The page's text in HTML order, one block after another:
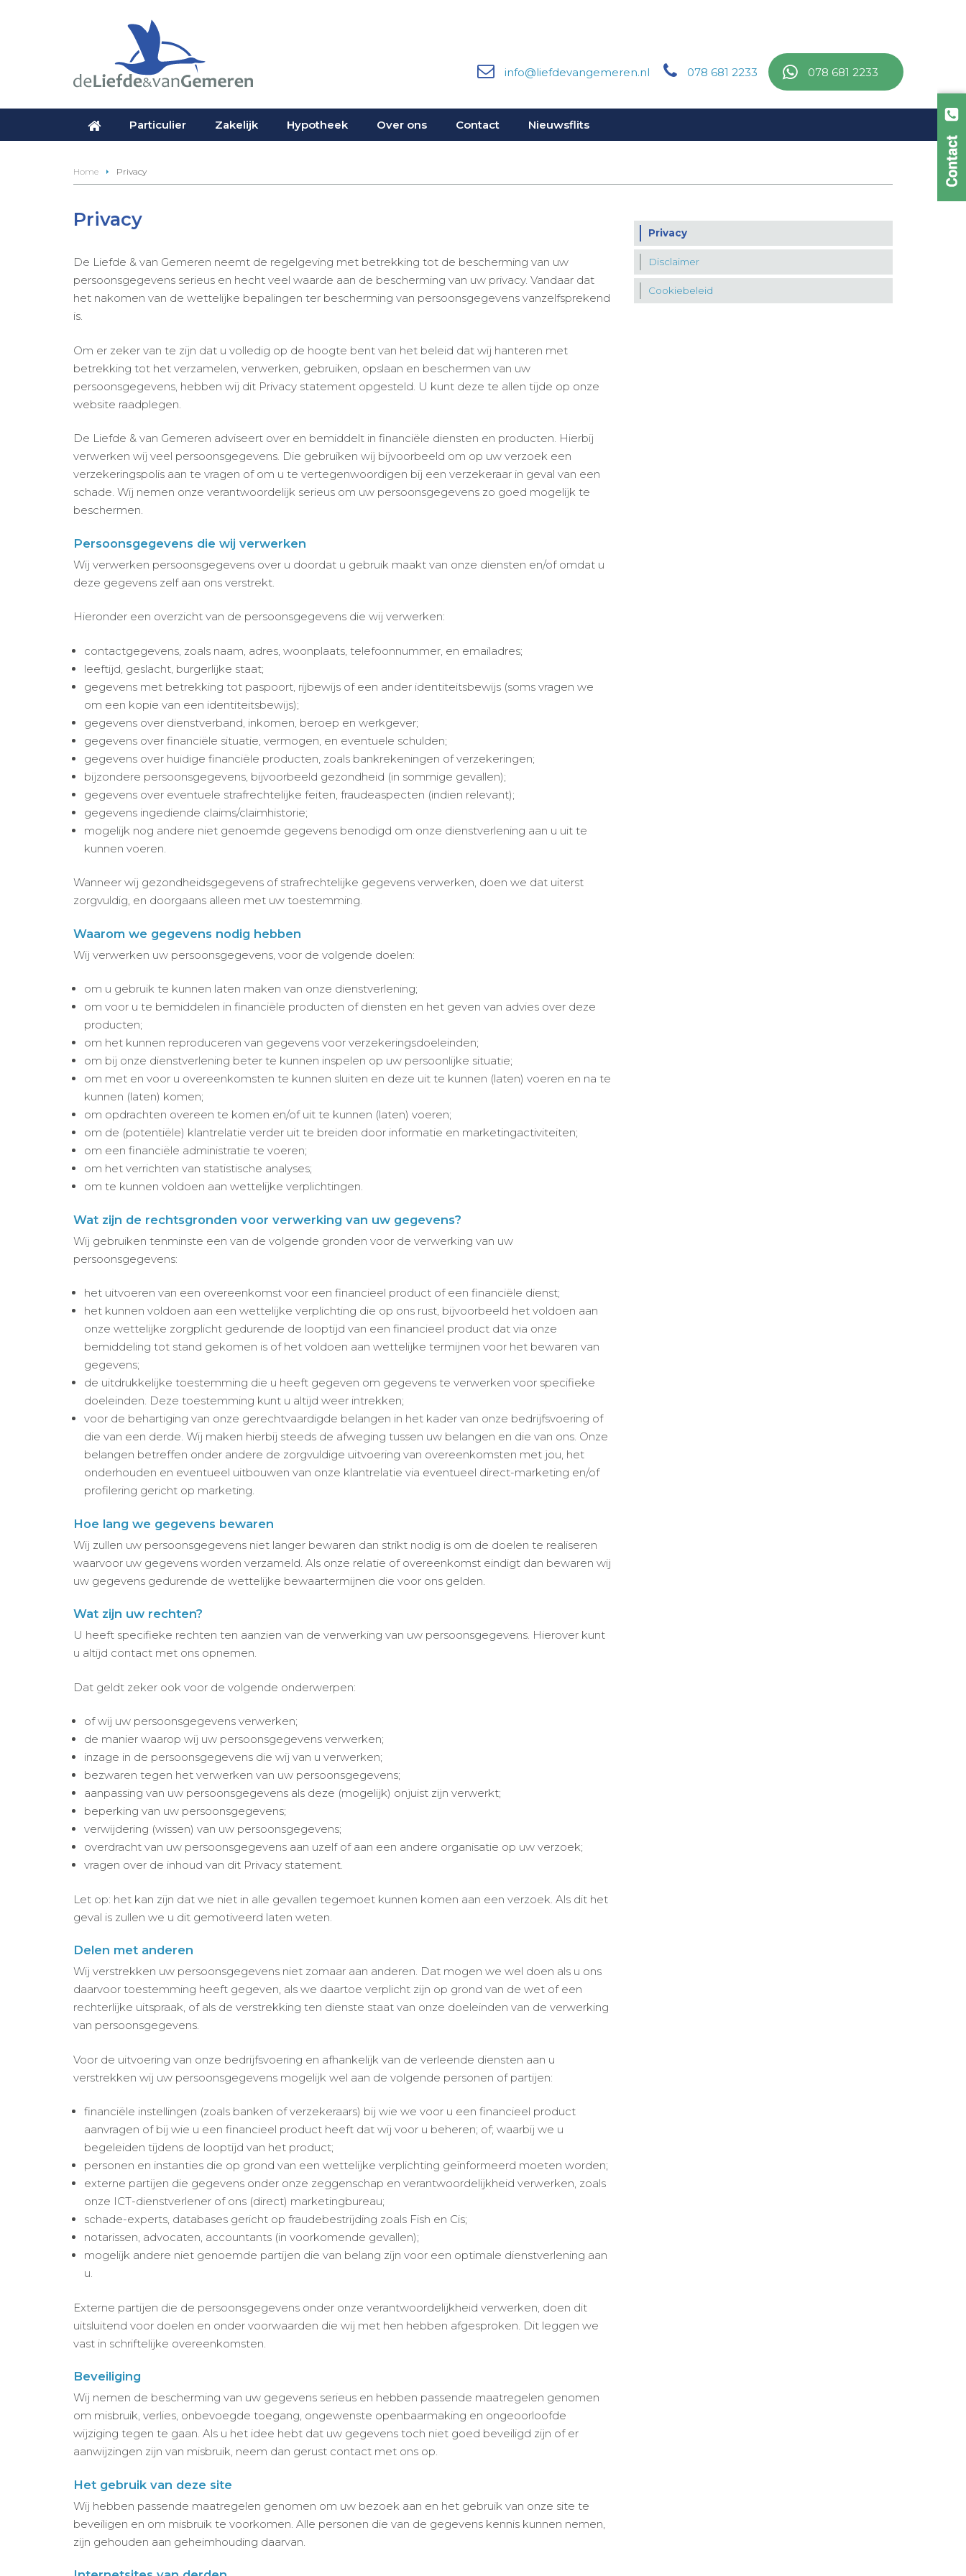
info@liefdevangemeren.nl 078 681 2233 078 681 2233
Particulier Zakelijk Hypotheek Over ons Contact Nieuwsflits
Home Privacy
Privacy
De Liefde & van Gemeren neemt de regelgeving met betrekking tot de bescherming van uw
persoonsgegevens serieus en hecht veel waarde aan de bescherming van uw privacy. Vandaar dat
het nakomen van de wettelijke bepalingen ter bescherming van persoonsgegevens vanzelfsprekend
is.
Om er zeker van te zijn dat u volledig op de hoogte bent van het beleid dat wij hanteren met
betrekking tot het verzamelen, verwerken, gebruiken, opslaan en beschermen van uw
persoonsgegevens, hebben wij dit Privacy statement opgesteld. U kunt deze te allen tijde op onze
website raadplegen.
De Liefde & van Gemeren adviseert over en bemiddelt in financiële diensten en producten. Hierbij
verwerken wij veel persoonsgegevens. Die gebruiken wij bijvoorbeeld om op uw verzoek een
verzekeringspolis aan te vragen of om u te vertegenwoordigen bij een verzekeraar in geval van een
schade. Wij nemen onze verantwoordelijk serieus om uw persoonsgegevens zo goed mogelijk te
beschermen.
Persoonsgegevens die wij verwerken
Wij verwerken persoonsgegevens over u doordat u gebruik maakt van onze diensten en/of omdat u
deze gegevens zelf aan ons verstrekt.
Hieronder een overzicht van de persoonsgegevens die wij verwerken:
contactgegevens, zoals naam, adres, woonplaats, telefoonnummer, en emailadres;
leeftijd, geslacht, burgerlijke staat;
gegevens met betrekking tot paspoort, rijbewijs of een ander identiteitsbewijs (soms vragen we
om een kopie van een identiteitsbewijs);
gegevens over dienstverband, inkomen, beroep en werkgever;
gegevens over financiële situatie, vermogen, en eventuele schulden;
gegevens over huidige financiële producten, zoals bankrekeningen of verzekeringen;
bijzondere persoonsgegevens, bijvoorbeeld gezondheid (in sommige gevallen);
gegevens over eventuele strafrechtelijke feiten, fraudeaspecten (indien relevant);
gegevens ingediende claims/claimhistorie;
mogelijk nog andere niet genoemde gegevens benodigd om onze dienstverlening aan u uit te
kunnen voeren.
Wanneer wij gezondheidsgegevens of strafrechtelijke gegevens verwerken, doen we dat uiterst
zorgvuldig, en doorgaans alleen met uw toestemming.
Waarom we gegevens nodig hebben
Wij verwerken uw persoonsgegevens, voor de volgende doelen:
om u gebruik te kunnen laten maken van onze dienstverlening;
om voor u te bemiddelen in financiële producten of diensten en het geven van advies over deze
producten;
om het kunnen reproduceren van gegevens voor verzekeringsdoeleinden;
om bij onze dienstverlening beter te kunnen inspelen op uw persoonlijke situatie;
om met en voor u overeenkomsten te kunnen sluiten en deze uit te kunnen (laten) voeren en na te
kunnen (laten) komen;
om opdrachten overeen te komen en/of uit te kunnen (laten) voeren;
om de (potentiële) klantrelatie verder uit te breiden door informatie en marketingactiviteiten;
om een financiële administratie te voeren;
om het verrichten van statistische analyses;
om te kunnen voldoen aan wettelijke verplichtingen.
Wat zijn de rechtsgronden voor verwerking van uw gegevens?
Wij gebruiken tenminste een van de volgende gronden voor de verwerking van uw
persoonsgegevens:
het uitvoeren van een overeenkomst voor een financieel product of een financiële dienst;
het kunnen voldoen aan een wettelijke verplichting die op ons rust, bijvoorbeeld het voldoen aan
onze wettelijke zorgplicht gedurende de looptijd van een financieel product dat via onze
bemiddeling tot stand gekomen is of het voldoen aan wettelijke termijnen voor het bewaren van
gegevens;
de uitdrukkelijke toestemming die u heeft gegeven om gegevens te verwerken voor specifieke
doeleinden. Deze toestemming kunt u altijd weer intrekken;
voor de behartiging van onze gerechtvaardigde belangen in het kader van onze bedrijfsvoering of
die van een derde. Wij maken hierbij steeds de afweging tussen uw belangen en die van ons. Onze
belangen betreffen onder andere de zorgvuldige uitvoering van overeenkomsten met jou, het
onderhouden en eventueel uitbouwen van onze klantrelatie via eventueel direct-marketing en/of
profilering gericht op marketing.
Hoe lang we gegevens bewaren
Wij zullen uw persoonsgegevens niet langer bewaren dan strikt nodig is om de doelen te realiseren
waarvoor uw gegevens worden verzameld. Als onze relatie of overeenkomst eindigt dan bewaren wij
uw gegevens gedurende de wettelijke bewaartermijnen die voor ons gelden.
Wat zijn uw rechten?
U heeft specifieke rechten ten aanzien van de verwerking van uw persoonsgegevens. Hierover kunt
u altijd contact met ons opnemen.
Dat geldt zeker ook voor de volgende onderwerpen:
of wij uw persoonsgegevens verwerken;
de manier waarop wij uw persoonsgegevens verwerken;
inzage in de persoonsgegevens die wij van u verwerken;
bezwaren tegen het verwerken van uw persoonsgegevens;
aanpassing van uw persoonsgegevens als deze (mogelijk) onjuist zijn verwerkt;
beperking van uw persoonsgegevens;
verwijdering (wissen) van uw persoonsgegevens;
overdracht van uw persoonsgegevens aan uzelf of aan een andere organisatie op uw verzoek;
vragen over de inhoud van dit Privacy statement.
Let op: het kan zijn dat we niet in alle gevallen tegemoet kunnen komen aan een verzoek. Als dit het
geval is zullen we u dit gemotiveerd laten weten.
Delen met anderen
Wij verstrekken uw persoonsgegevens niet zomaar aan anderen. Dat mogen we wel doen als u ons
daarvoor toestemming heeft gegeven, als we daartoe verplicht zijn op grond van de wet of een
rechterlijke uitspraak, of als de verstrekking ten dienste staat van onze doeleinden van de verwerking
van persoonsgegevens.
Voor de uitvoering van onze bedrijfsvoering en afhankelijk van de verleende diensten aan u
verstrekken wij uw persoonsgegevens mogelijk wel aan de volgende personen of partijen:
financiële instellingen (zoals banken of verzekeraars) bij wie we voor u een financieel product
aanvragen of bij wie u een financieel product heeft dat wij voor u beheren; of; waarbij we u
begeleiden tijdens de looptijd van het product;
personen en instanties die op grond van een wettelijke verplichting geïnformeerd moeten worden;
externe partijen die gegevens onder onze zeggenschap en verantwoordelijkheid verwerken, zoals
onze ICT-­dienstverlener of ons (direct) marketingbureau;
schade-experts, databases gericht op fraudebestrijding zoals Fish en Cis;
notarissen, advocaten, accountants (in voorkomende gevallen);
mogelijk andere niet genoemde partijen die van belang zijn voor een optimale dienstverlening aan
u.
Externe partijen die de persoonsgegevens onder onze verantwoordelijkheid verwerken, doen dit
uitsluitend voor doelen en onder voorwaarden die wij met hen hebben afgesproken. Dit leggen we
vast in schriftelijke overeenkomsten.
Beveiliging
Wij nemen de bescherming van uw gegevens serieus en hebben passende maatregelen genomen
om misbruik, verlies, onbevoegde toegang, ongewenste openbaarmaking en ongeoorloofde
wijziging tegen te gaan. Als u het idee hebt dat uw gegevens toch niet goed beveiligd zijn of er
aanwijzingen zijn van misbruik, neem dan gerust contact met ons op.
Het gebruik van deze site
Wij hebben passende maatregelen genomen om uw bezoek aan en het gebruik van onze site te
beveiligen en om misbruik te voorkomen. Alle personen die van de gegevens kennis kunnen nemen,
zijn gehouden aan geheimhouding daarvan.
Privacy
Disclaimer
Cookiebeleid